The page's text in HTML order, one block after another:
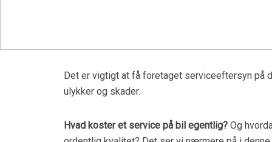
Det er vigtigt at få foretaget serviceeftersyn på
ulykker og skader.
Hvad koster et service på bil egentlig? Og